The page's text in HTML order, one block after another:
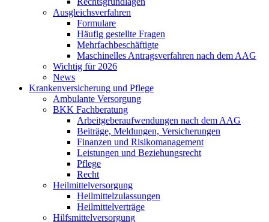
Ausgleichsverfahren
Formulare
Häufig gestellte Fragen
Mehrfachbeschäftigte
Maschinelles Antragsverfahren nach dem AAG
Wichtig für 2026
News
Krankenversicherung und Pflege
Ambulante Versorgung
BKK Fachberatung
Arbeitgeberaufwendungen nach dem AAG
Beiträge, Meldungen, Versicherungen
Finanzen und Risikomanagement
Leistungen und Beziehungsrecht
Pflege
Recht
Heilmittelversorgung
Heilmittelzulassungen
Heilmittelverträge
Hilfsmittelversorgung